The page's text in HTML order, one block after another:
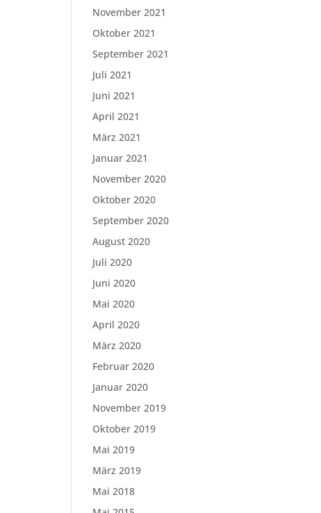
November 2021
Oktober 2021
September 2021
Juli 2021
Juni 2021
April 2021
März 2021
Januar 2021
November 2020
Oktober 2020
September 2020
August 2020
Juli 2020
Juni 2020
Mai 2020
April 2020
März 2020
Februar 2020
Januar 2020
November 2019
Oktober 2019
Mai 2019
März 2019
Mai 2018